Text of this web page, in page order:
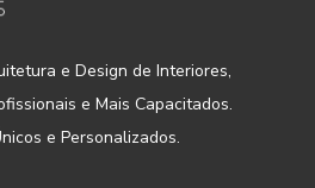
e Design de Interiores,
e Mais Capacitados.
e Personalizados.